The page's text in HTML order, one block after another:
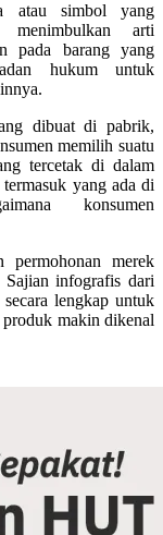
atau simbol yang
menimbulkan arti
pada barang yang
hukum untuk
dibuat di pabrik,
memilih suatu
tercetak di dalam
yang ada di
konsumen
permohonan merek
infografis dari
lengkap untuk
makin dikenal